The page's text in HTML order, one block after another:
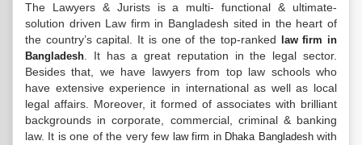
The Lawyers & Jurists is a multi- functional & ultimate-
solution driven Law firm in Bangladesh sited in the heart of
the country’s capital. It is one of the top-ranked
law firm in
Bangladesh . It has a great reputation in the legal sector.
Besides that, we have lawyers from top law schools who
have extensive experience in international as well as local
legal affairs. Moreover, it formed of associates with brilliant
backgrounds in corporate, commercial, criminal & banking
law. It is one of the very few law firm in Dhaka Bangladeshwith